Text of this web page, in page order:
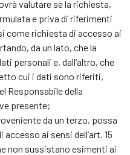
valutare se la richiesta,
e priva di riferimenti
come richiesta di accesso ai
da un lato, che la
personali e, dall’altro, che
cui i dati sono riferiti,
Responsabile della
presente;
da un terzo, possa
ai sensi dell’art. 15
non sussistano esimenti ai